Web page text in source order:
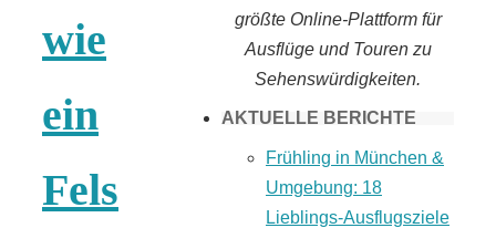
wie
ein
Fels
größte Online-Plattform für
Ausflüge und Touren zu
Sehenswürdigkeiten.
AKTUELLE BERICHTE
Frühling in München &
Umgebung: 18
Lieblings-Ausflugsziele